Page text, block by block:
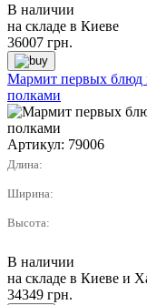
В наличии
на складе в Киеве
36007 грн.
Мармит первых блюд
полками
Артикул: 79006
Длина:
Ширина:
Высота:
В наличии
на складе в Киеве и
34349 грн.